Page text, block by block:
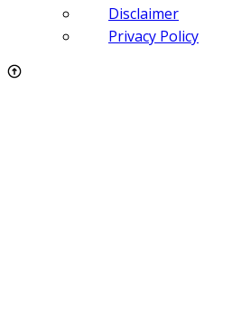
Disclaimer
Privacy Policy